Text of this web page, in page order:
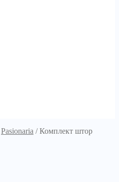
Pasionaria /Комплект штор